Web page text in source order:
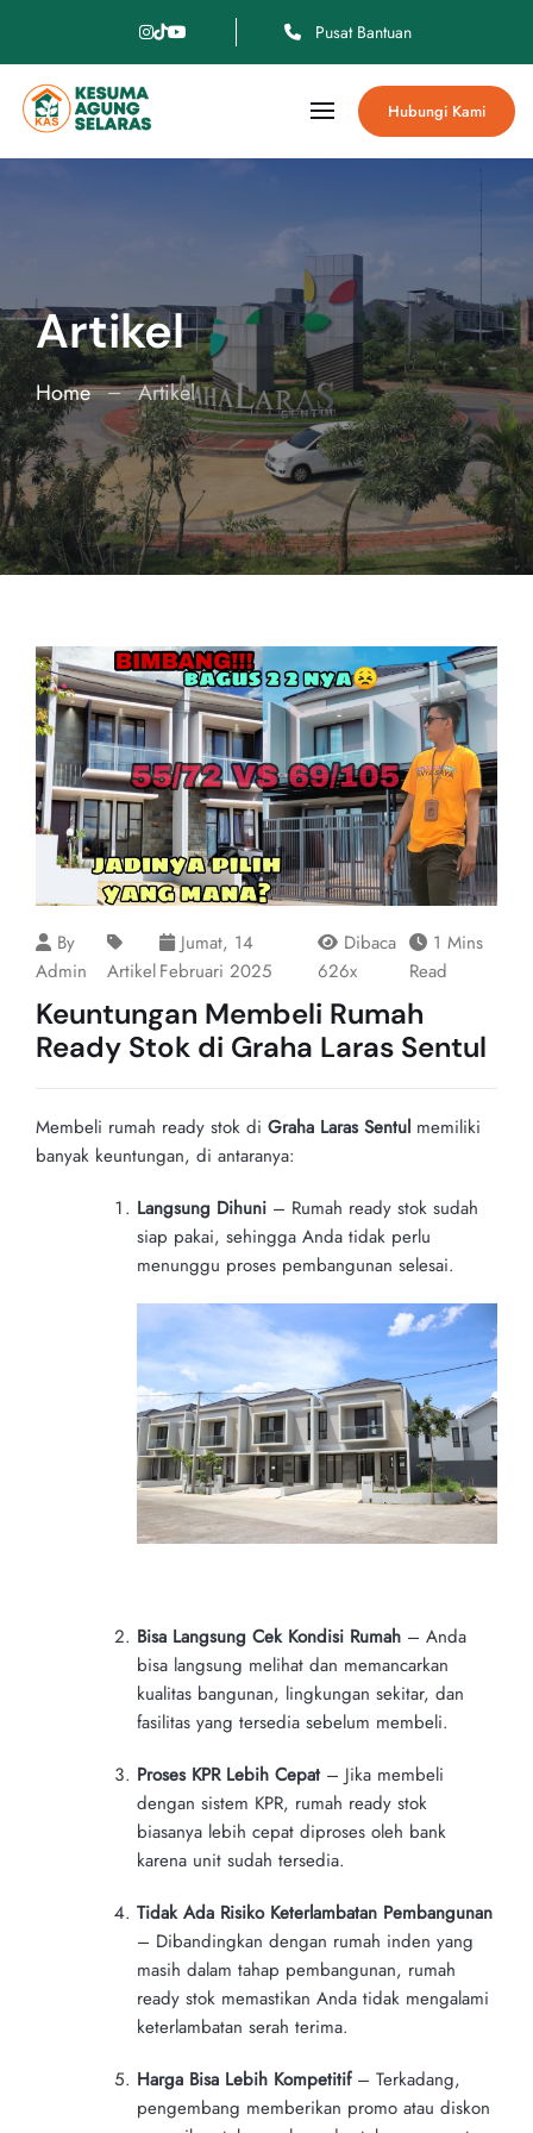
Pusat Bantuan
Hubungi Kami
Artikel
Home Artikel
By
Admin
Artikel
Jumat, 14
Februari 2025
Dibaca
626x
1 Mins
Read
Keuntungan Membeli Rumah
Ready Stok di Graha Laras Sentul
Membeli rumah ready stok di Graha Laras Sentul memiliki
banyak keuntungan, di antaranya:
Langsung Dihuni – Rumah ready stok sudah
siap pakai, sehingga Anda tidak perlu
menunggu proses pembangunan selesai.
Bisa Langsung Cek Kondisi Rumah – Anda
bisa langsung melihat dan memancarkan
kualitas bangunan, lingkungan sekitar, dan
fasilitas yang tersedia sebelum membeli.
Proses KPR Lebih Cepat– Jika membeli
dengan sistem KPR, rumah ready stok
biasanya lebih cepat diproses oleh bank
karena unit sudah tersedia.
Tidak Ada Risiko Keterlambatan Pembangunan
– Dibandingkan dengan rumah inden yang
masih dalam tahap pembangunan, rumah
ready stok memastikan Anda tidak mengalami
keterlambatan serah terima.
Harga Bisa Lebih Kompetitif– Terkadang,
pengembang memberikan promo atau diskon